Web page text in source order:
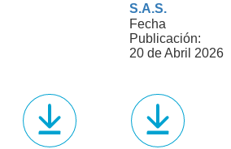
S.A.S.
Fecha
Publicación:
20 de Abril 2026